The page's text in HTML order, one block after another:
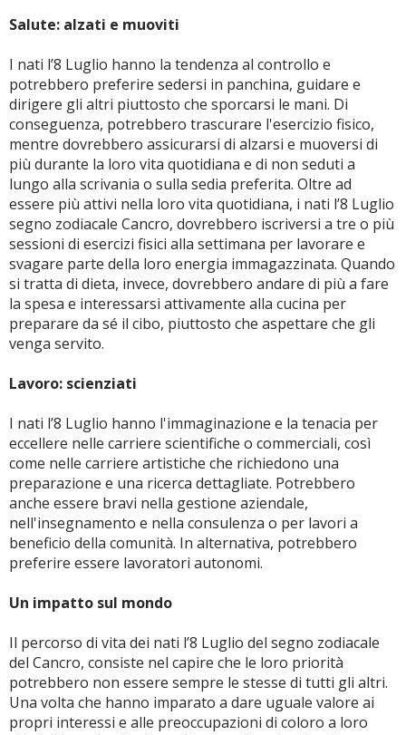
Salute: alzati e muoviti
I nati l’8 Luglio hanno la tendenza al controllo e
potrebbero preferire sedersi in panchina, guidare e
dirigere gli altri piuttosto che sporcarsi le mani. Di
conseguenza, potrebbero trascurare l'esercizio fisico,
mentre dovrebbero assicurarsi di alzarsi e muoversi di
più durante la loro vita quotidiana e di non seduti a
lungo alla scrivania o sulla sedia preferita. Oltre ad
essere più attivi nella loro vita quotidiana, i nati l’8 Luglio
segno zodiacale Cancro, dovrebbero iscriversi a tre o più
sessioni di esercizi fisici alla settimana per lavorare e
svagare parte della loro energia immagazzinata. Quando
si tratta di dieta, invece, dovrebbero andare di più a fare
la spesa e interessarsi attivamente alla cucina per
preparare da sé il cibo, piuttosto che aspettare che gli
venga servito.
Lavoro: scienziati
I nati l’8 Luglio hanno l'immaginazione e la tenacia per
eccellere nelle carriere scientifiche o commerciali, così
come nelle carriere artistiche che richiedono una
preparazione e una ricerca dettagliate. Potrebbero
anche essere bravi nella gestione aziendale,
nell'insegnamento e nella consulenza o per lavori a
beneficio della comunità. In alternativa, potrebbero
preferire essere lavoratori autonomi.
Un impatto sul mondo
Il percorso di vita dei nati l’8 Luglio del segno zodiacale
del Cancro, consiste nel capire che le loro priorità
potrebbero non essere sempre le stesse di tutti gli altri.
Una volta che hanno imparato a dare uguale valore ai
propri interessi e alle preoccupazioni di coloro a loro